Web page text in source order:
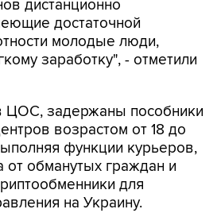
дистанционно
достаточной
молодые люди,
заработку", - отметили
ЦОС, задержаны пособники
возрастом от 18 до
функции курьеров,
от обманутых граждан и
для
на Украину.